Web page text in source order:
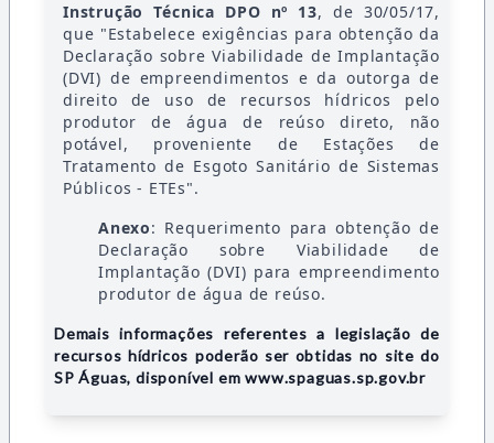
Instrução Técnica DPO nº 13, de 30/05/17,
que "Estabelece exigências para obtenção da
Declaração sobre Viabilidade de Implantação
(DVI) de empreendimentos e da outorga de
direito de uso de recursos hídricos pelo
produtor de água de reúso direto, não
potável, proveniente de Estações de
Tratamento de Esgoto Sanitário de Sistemas
Públicos - ETEs".
Anexo: Requerimento para obtenção de
Declaração sobre Viabilidade de
Implantação (DVI) para empreendimento
produtor de água de reúso.
Demais informações referentes a legislação de
recursos hídricos poderão ser obtidas no site do
SP Águas, disponível emwww.spaguas.sp.gov.br